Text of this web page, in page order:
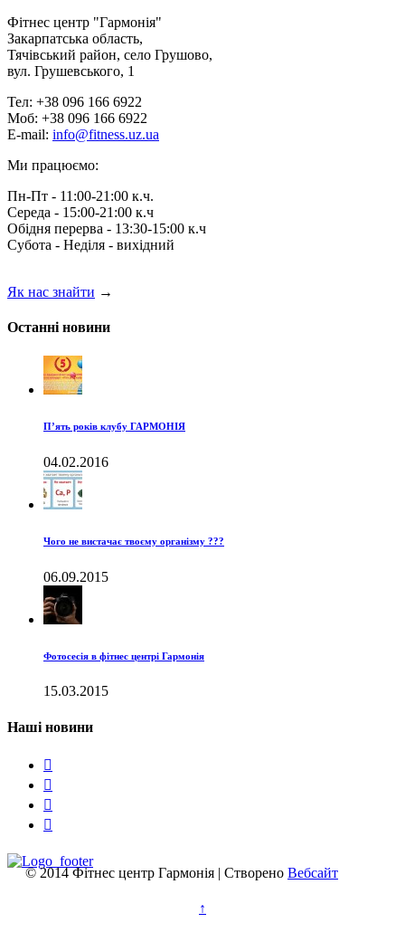
Фітнес центр "Гармонія"
Закарпатська область,
Тячівський район, село Грушово,
вул. Грушевського, 1
Тел: +38 096 166 6922
Моб: +38 096 166 6922
E-mail: info@fitness.uz.ua
Ми працюємо:
Пн-Пт - 11:00-21:00 к.ч.
Середа - 15:00-21:00 к.ч
Обідня перерва - 13:30-15:00 к.ч
Субота - Неділя - вихідний
Як нас знайти →
Останні новини
П’ять років клубу ГАРМОНІЯ
04.02.2016
Чого не вистачає твоєму організму ???
06.09.2015
Фотосесія в фітнес центрі Гармонія
15.03.2015
Наші новини




© 2014 Фітнес центр Гармонія | Створено Вебсайт
↑